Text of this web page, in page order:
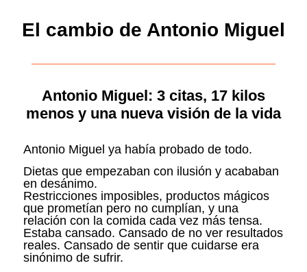
El cambio de Antonio Miguel
Antonio Miguel: 3 citas, 17 kilos
menos y una nueva visión de la vida
Antonio Miguel ya había probado de todo.
Dietas que empezaban con ilusión y acababan
en desánimo.
Restricciones imposibles, productos mágicos
que prometían pero no cumplían, y una
relación con la comida cada vez más tensa.
Estaba cansado. Cansado de no ver resultados
reales. Cansado de sentir que cuidarse era
sinónimo de sufrir.